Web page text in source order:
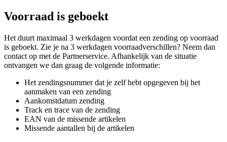
Voorraad is geboekt
Het duurt maximaal 3 werkdagen voordat een zending op voorraad
is geboekt. Zie je na 3 werkdagen voorraadverschillen? Neem dan
contact op met de Partnerservice. Afhankelijk van de situatie
ontvangen we dan graag de volgende informatie:
Het zendingsnummer dat je zelf hebt opgegeven bij het
aanmaken van een zending
Aankomstdatum zending
Track en trace van de zending
EAN van de missende artikelen
Missende aantallen bij de artikelen